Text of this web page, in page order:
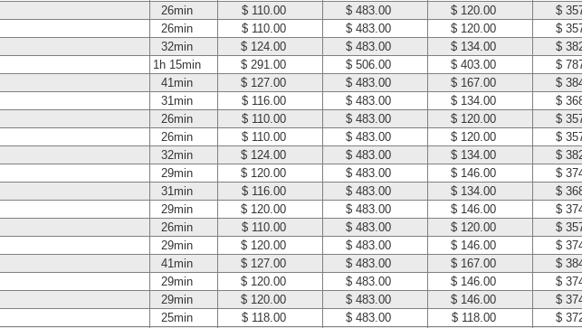
26min $ 110.00 $ 483.00 $ 120.00 $
26min $ 110.00 $ 483.00 $ 120.00 $
32min $ 124.00 $ 483.00 $ 134.00 $
1h 15min $ 291.00 $ 506.00 $ 403.00 $
41min $ 127.00 $ 483.00 $ 167.00 $
31min $ 116.00 $ 483.00 $ 134.00 $
26min $ 110.00 $ 483.00 $ 120.00 $
26min $ 110.00 $ 483.00 $ 120.00 $
32min $ 124.00 $ 483.00 $ 134.00 $
29min $ 120.00 $ 483.00 $ 146.00 $
31min $ 116.00 $ 483.00 $ 134.00 $
29min $ 120.00 $ 483.00 $ 146.00 $
26min $ 110.00 $ 483.00 $ 120.00 $
29min $ 120.00 $ 483.00 $ 146.00 $
41min $ 127.00 $ 483.00 $ 167.00 $
29min $ 120.00 $ 483.00 $ 146.00 $
29min $ 120.00 $ 483.00 $ 146.00 $
25min $ 118.00 $ 483.00 $ 118.00 $